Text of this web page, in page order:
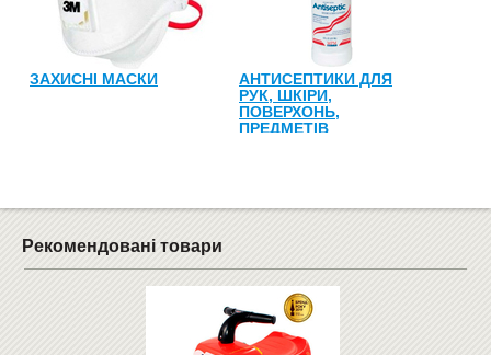
ЗАХИСНІ МАСКИ
АНТИСЕПТИКИ ДЛЯ
РУК, ШКІРИ,
ПОВЕРХОНЬ,
ПРЕДМЕТІВ
Рекомендовані товари